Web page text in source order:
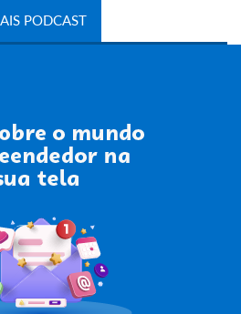
PODCAST